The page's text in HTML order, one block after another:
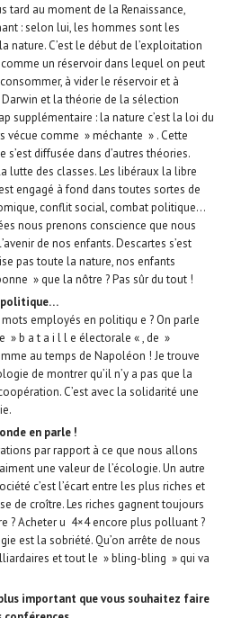
tard au moment de la Renaissance,
: selon lui, les hommes sont les
nature. C’est le début de l’exploitation
un réservoir dans lequel on peut
à vider le réservoir et à
et la théorie de la sélection
supplémentaire : la nature c’est la loi du
vécue comme » méchante » . Cette
s’est diffusée dans d’autres théories.
lutte des classes. Les libéraux la libre
engagé à fond dans toutes sortes de
conflit social, combat politique…
nous prenons conscience que nous
de nos enfants. Descartes s’est
pas toute la nature, nos enfants
» que la nôtre ? Pas sûr du tout !
politique…
employés en politiqu e ? On parle
» b a t a i l l e électorale « , de »
au temps de Napoléon ! Je trouve
de montrer qu’il n’y a pas que la
C’est avec la solidarité une
en parle !
par rapport à ce que nous allons
une valeur de l’écologie. Un autre
c’est l’écart entre les plus riches et
de croître. Les riches gagnent toujours
? Acheter u 4×4 encore plus polluant ?
est la sobriété. Qu’on arrête de nous
et tout le » bling-bling » qui va
important que vous souhaitez faire